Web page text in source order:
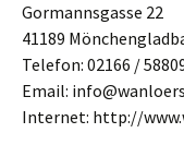
Gormannsgasse 22
41189
Telefon: 02166 /
Email:
Internet: http://